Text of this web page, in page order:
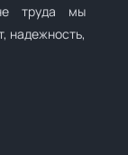
труда мы
надежность,